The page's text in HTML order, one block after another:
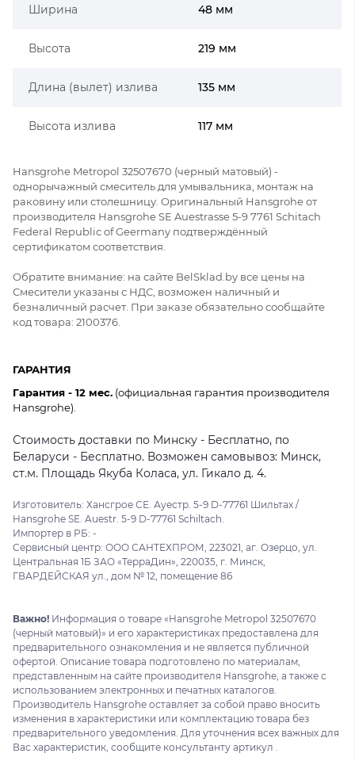
Ширина 48 мм
Высота 219 мм
Длина (вылет) излива 135 мм
Высота излива 117 мм
Hansgrohe Metropol 32507670 (черный матовый) -
однорычажный смеситель для умывальника, монтаж на
раковину или столешницу. Оригинальный Hansgrohe от
производителя Hansgrohe SE Auestrasse 5-9 7761 Schitach
Federal Republic of Geermany подтверждённый
сертификатом соответствия.
Обратите внимание: на сайте BelSklad.by все цены на
Смесители указаны с НДС, возможен наличный и
безналичный расчет. При заказе обязательно сообщайте
код товара: 2100376.
ГАРАНТИЯ
Гарантия - 12 мес. (официальная гарантия производителя
Hansgrohe).
Стоимость доставки по Минску - Бесплатно, по
Беларуси - Бесплатно. Возможен самовывоз: Минск,
ст.м. Площадь Якуба Коласа, ул. Гикало д. 4.
Изготовитель: Хансгрое СЕ. Ауестр. 5-9 D-77761 Шильтах /
Hansgrohe SE. Auestr. 5-9 D-77761 Schiltach.
Импортер в РБ: -
Сервисный центр: ООО САНТЕХПРОМ, 223021, аг. Озерцо, ул.
Центральная 1Б ЗАО «ТерраДин», 220035, г. Минск,
ГВАРДЕЙСКАЯ ул., дом № 12, помещение 86
Важно! Информация о товаре «Hansgrohe Metropol 32507670
(черный матовый)» и его характеристиках предоставлена для
предварительного ознакомления и не является публичной
офертой. Описание товара подготовлено по материалам,
представленным на сайте производителя Hansgrohe, а также с
использованием электронных и печатных каталогов.
Производитель Hansgrohe оставляет за собой право вносить
изменения в характеристики или комплектацию товара без
предварительного уведомления. Для уточнения всех важных для
Вас характеристик, сообщите консультанту артикул .